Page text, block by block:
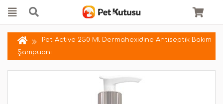
Pet Active 250 Ml Dermahexidine Antiseptik Bakım
Şampuanı